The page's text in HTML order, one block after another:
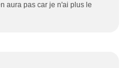
aura pas car je n'ai plus le